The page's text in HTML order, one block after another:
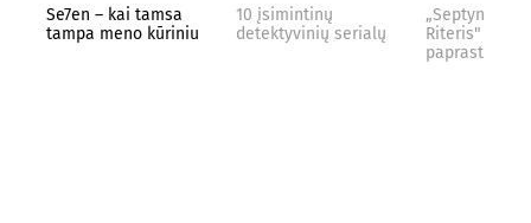
Se7en – kai tamsa
tampa meno kūriniu
10 įsimintinų
detektyvinių serialų
„Septynių
Riteris" – kai
paprastumas